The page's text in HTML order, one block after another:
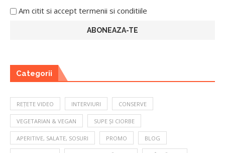
Am citit si accept termenii si conditiile
Categorii
REȚETE VIDEO INTERVIURI CONSERVE
VEGETARIAN & VEGAN SUPE ȘI CIORBE
APERITIVE, SALATE, SOSURI PROMO BLOG